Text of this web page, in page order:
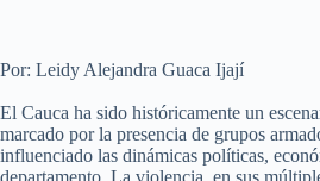
Por: Leidy Alejandra Guaca Ijají
El Cauca ha sido históricamente un
marcado por la presencia de grupos
influenciado las dinámicas políticas,
departamento. La violencia, en sus